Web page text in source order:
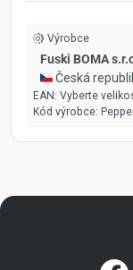
Výrobce
Fuski BOMA
🇨🇿 Česká
EAN: Vyberte
Kód výrobce: